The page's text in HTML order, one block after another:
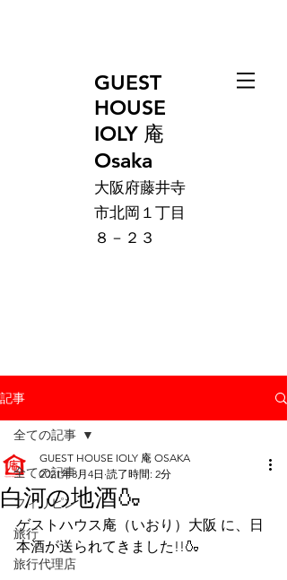
GUEST
HOUSE
IOLY 庵
Osaka
大阪府藤井寺
市北岡１丁目
８－２３
記事
全ての記事
フィリピン
旅行
旅行代理店
全ての記事
白河の地酒🍶
GUEST HOUSE IOLY 庵 OSAKA
2021年3月4日 読了時間: 2分
ゲストハウス庵（いおり）大阪 に、日
本酒が送られてきました!!🍶